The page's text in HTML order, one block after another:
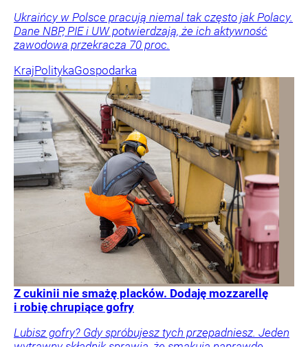
Ukraińcy w Polsce pracują niemal tak często jak Polacy.
Dane NBP, PIE i UW potwierdzają, że ich aktywność
zawodowa przekracza 70 proc.
KrajPolitykaGospodarka
Z cukinii nie smażę placków. Dodaję mozzarellę
i robię chrupiące gofry
Lubisz gofry? Gdy spróbujesz tych przepadniesz. Jeden